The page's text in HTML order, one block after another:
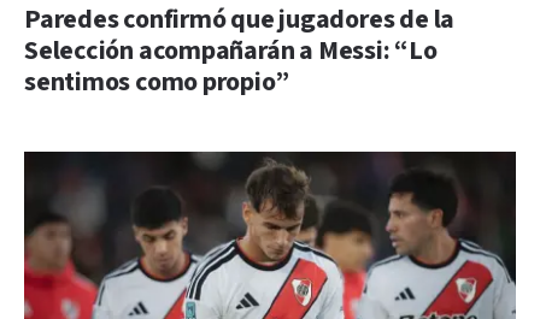
Paredes confirmó que jugadores de la
Selección acompañarán a Messi: “Lo
sentimos como propio”